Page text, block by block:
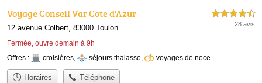
Voyage Conseil Var Cote d'Azur
12 avenue Colbert, 83000 Toulon
Fermée, ouvre demain à 9h
4,5 étoiles sur 5
28 avis
Offres : croisières, séjours thalasso, voyages de noce
Horaires Téléphone